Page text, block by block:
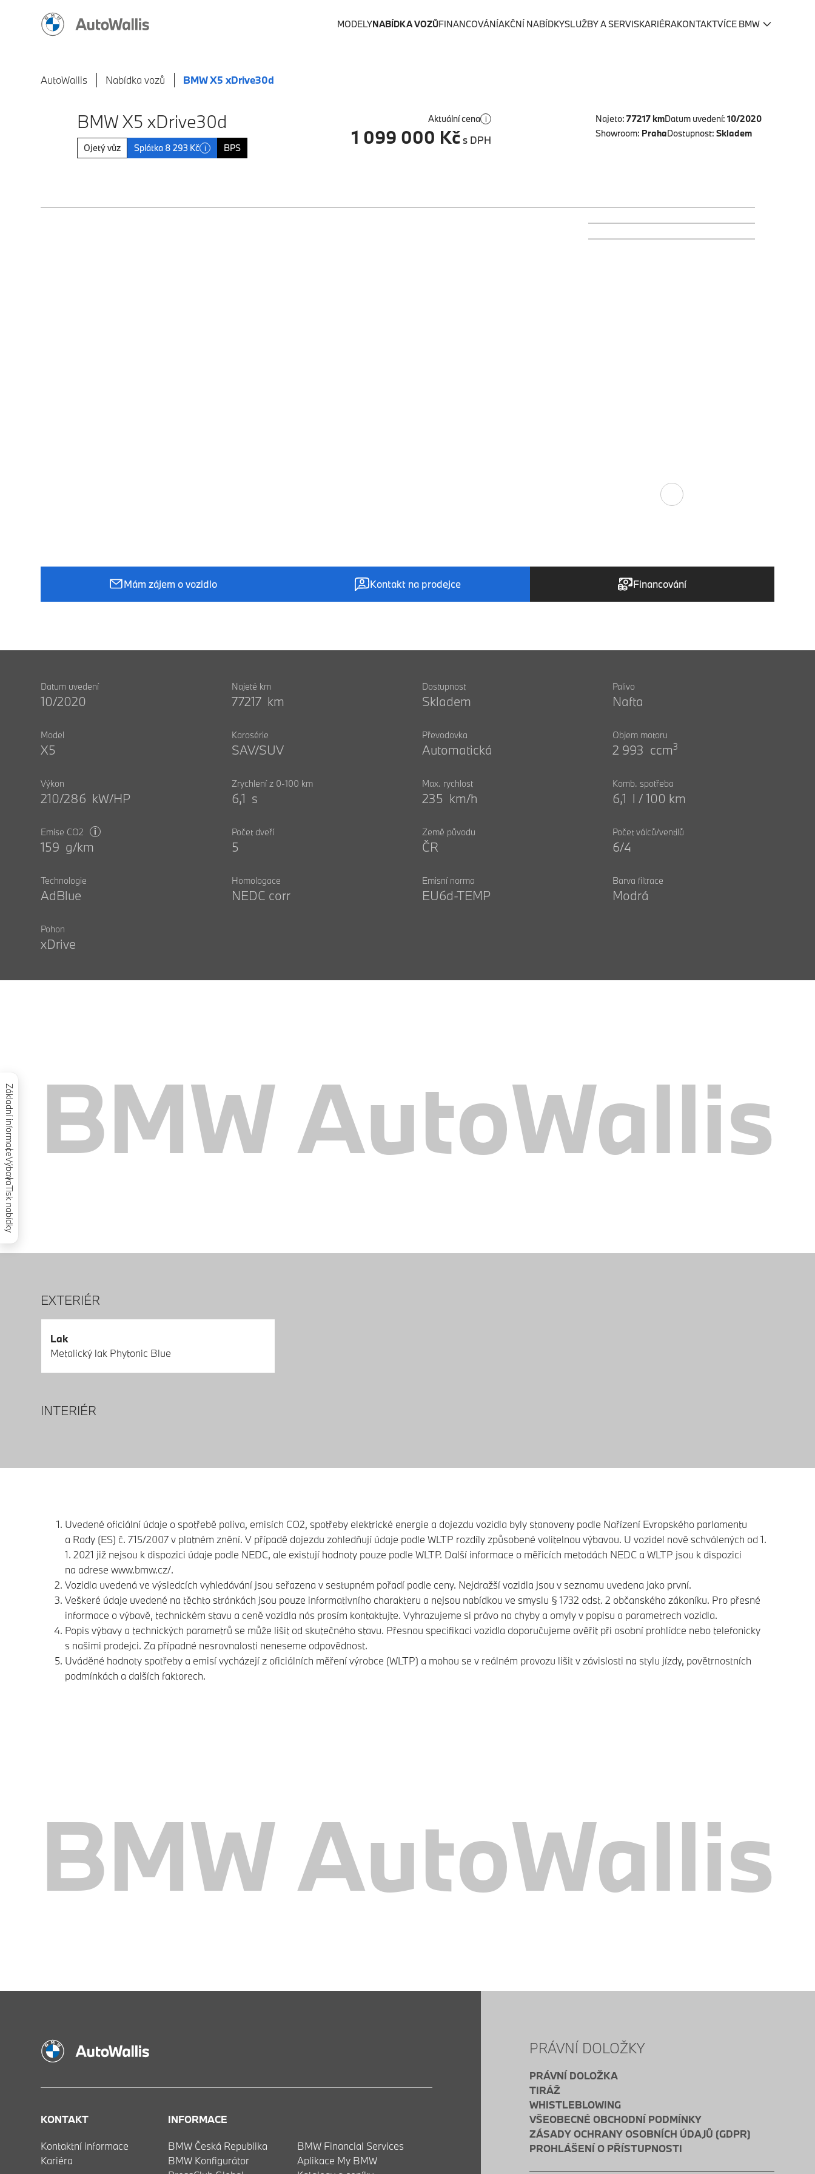
MODELYNABÍDKA VOZŮFINANCOVÁNÍAKČNÍ NABÍDKYSLUŽBY A SERVISKARIÉRAKONTAKTVÍCE BMW
AutoWallis Nabídka vozů BMW X5 xDrive30d
BMW X5 xDrive30d
Ojetý vůz Splátka 8 293 Kč i BPS
Aktuální cena i
1 099 000 Kčs DPH
Najeto: 77217 kmDatum uvedení: 10/2020
Showroom: PrahaDostupnost: Skladem
Základní informace
Výbava
Tisk nabídky
Mám zájem o vozidlo Kontakt na prodejce Financování
Datum uvedení
10/2020
Najeté km
77217 km
Dostupnost
Skladem
Palivo
Nafta
Model
X5
Karosérie
SAV/SUV
Převodovka
Automatická
Objem motoru
2 993 ccm3
Výkon
210/286 kW/HP
Zrychlení z 0-100 km
6,1 s
Max. rychlost
235 km/h
Komb. spotřeba
6,1 l / 100 km
Emise CO2 i
159 g/km
Počet dveří
5
Země původu
ČR
Počet válců/ventilů
6/4
Technologie
AdBlue
Homologace
NEDC corr
Emisní norma
EU6d-TEMP
Barva filtrace
Modrá
Pohon
xDrive
BMW AutoWallis
EXTERIÉR
Lak
Metalický lak Phytonic Blue
INTERIÉR
Uvedené oficiální údaje o spotřebě paliva, emisích CO2, spotřeby elektrické energie a dojezdu vozidla byly stanoveny podle Nařízení Evropského parlamentu
a Rady (ES) č. 715/2007 v platném znění. V případě dojezdu zohledňují údaje podle WLTP rozdíly způsobené volitelnou výbavou. U vozidel nově schválených od 1.
1. 2021 již nejsou k dispozici údaje podle NEDC, ale existují hodnoty pouze podle WLTP. Další informace o měřicích metodách NEDC a WLTP jsou k dispozici
na adresewww.bmw.cz/.
Vozidla uvedená ve výsledcích vyhledávání jsou seřazena v sestupném pořadí podle ceny. Nejdražší vozidla jsou v seznamu uvedena jako první.
Veškeré údaje uvedené na těchto stránkách jsou pouze informativního charakteru a nejsou nabídkou ve smyslu § 1732 odst. 2 občanského zákoníku. Pro přesné
informace o výbavě, technickém stavu a ceně vozidla nás prosím kontaktujte. Vyhrazujeme si právo na chyby a omyly v popisu a parametrech vozidla.
Popis výbavy a technických parametrů se může lišit od skutečného stavu. Přesnou specifikaci vozidla doporučujeme ověřit při osobní prohlídce nebo telefonicky
s našimi prodejci. Za případné nesrovnalosti neneseme odpovědnost.
Uváděné hodnoty spotřeby a emisí vycházejí z oficiálních měření výrobce (WLTP) a mohou se v reálném provozu lišit v závislosti na stylu jízdy, povětrnostních
podmínkách a dalších faktorech.
BMW AutoWallis
KONTAKT
Kontaktní informace
Kariéra
INFORMACE
BMW Česká Republika
BMW Financial Services
BMW Konfigurátor
Aplikace My BMW
PRÁVNÍ DOLOŽKY
PRÁVNÍ DOLOŽKA
TIRÁŽ
WHISTLEBLOWING
VŠEOBECNÉ OBCHODNÍ PODMÍNKY
ZÁSADY OCHRANY OSOBNÍCH ÚDAJŮ (GDPR)
PROHLÁŠENÍ O PŘÍSTUPNOSTI